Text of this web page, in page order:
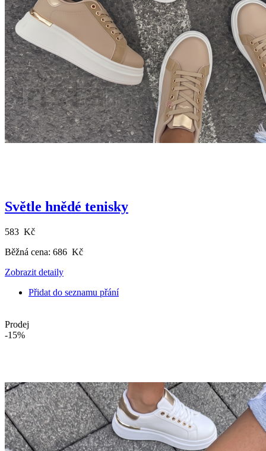
Světle hnědé tenisky
583 Kč
Běžná cena: 686 Kč
Zobrazit detaily
Přidat do seznamu přání
Prodej
-15%